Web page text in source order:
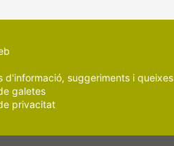
d'informació, suggeriments i queixes
galetes
privacitat